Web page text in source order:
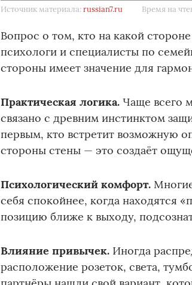
Источник материала:russian7.ru Время на
Вопрос о том, кто на какой
психологи и специалисты по
стороны имеет значение для
Практическая логика. Чаще всего
связано с древним инстинктом
первым, кто встретит возможную
стороны стены — это создаёт
Психологический комфорт.
себя спокойнее, когда находятся
позицию ближе к выходу,
Влияние привычек. Иногда
расположение розеток, света,